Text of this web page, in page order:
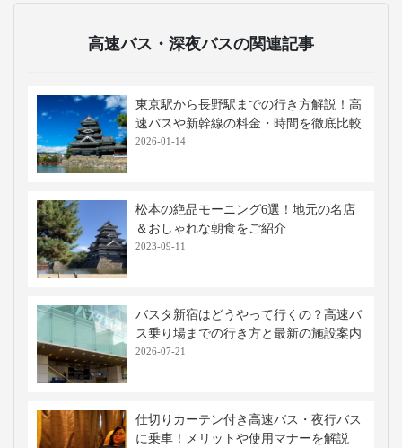
高速バス・深夜バスの関連記事
東京駅から長野駅までの行き方解説！高
速バスや新幹線の料金・時間を徹底比較
2026-01-14
松本の絶品モーニング6選！地元の名店
＆おしゃれな朝食をご紹介
2023-09-11
バスタ新宿はどうやって行くの？高速バ
ス乗り場までの行き方と最新の施設案内
2026-07-21
仕切りカーテン付き高速バス・夜行バス
に乗車！メリットや使用マナーを解説